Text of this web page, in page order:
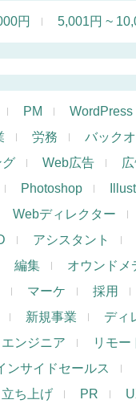
円 5,001円 ~
PM WordPress
労務 バック
グ Web広告
Photoshop
Webディレクター
アシスタント
編集 オウンドメ
マーケ 採用
新規事業 ディ
エンジニア リモー
ンサイドセールス
立ち上げ PR